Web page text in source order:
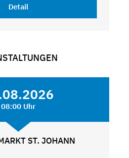
Detail
08:00 Uhr
ST. JOHANN